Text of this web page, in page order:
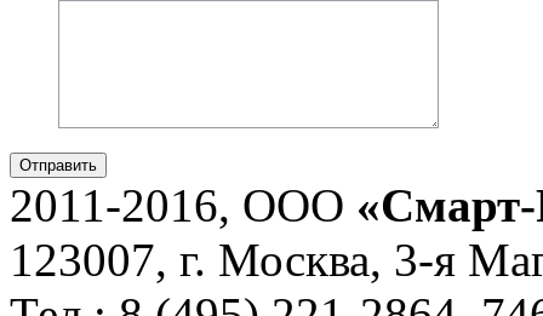
Отправить
2011-2016, ООО
123007, г. Москва, 3-я